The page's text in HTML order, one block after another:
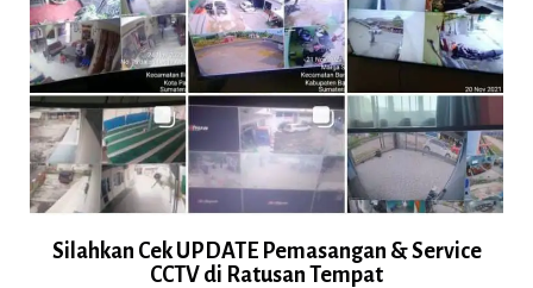
Silahkan Cek UPDATE Pemasangan & Service
CCTV di Ratusan Tempat